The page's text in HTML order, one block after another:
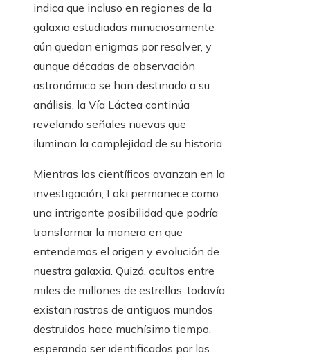
indica que incluso en regiones de la
galaxia estudiadas minuciosamente
aún quedan enigmas por resolver, y
aunque décadas de observación
astronómica se han destinado a su
análisis, la Vía Láctea continúa
revelando señales nuevas que
iluminan la complejidad de su historia.
Mientras los científicos avanzan en la
investigación, Loki permanece como
una intrigante posibilidad que podría
transformar la manera en que
entendemos el origen y evolución de
nuestra galaxia. Quizá, ocultos entre
miles de millones de estrellas, todavía
existan rastros de antiguos mundos
destruidos hace muchísimo tiempo,
esperando ser identificados por las